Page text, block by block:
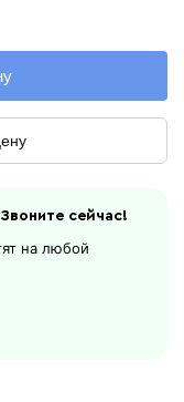
сейчас!
на любой